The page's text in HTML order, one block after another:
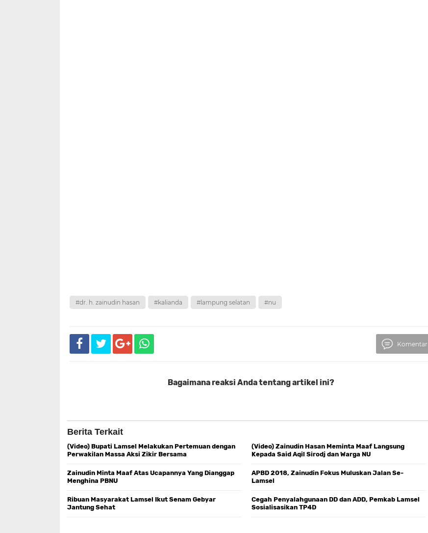
#dr. h. zainudin hasan #kalianda #lampung selatan #nu
Komentar
Bagaimana reaksi Anda tentang artikel ini?
Berita Terkait
(Video) Bupati Lamsel Melakukan Pertemuan dengan
Perwakilan Massa Aksi Zikir Bersama
(Video) Zainudin Hasan Meminta Maaf Langsung
Kepada Said Aqil Sirodj dan Warga NU
Zainudin Minta Maaf Atas Ucapannya Yang Dianggap
Menghina PBNU
APBD 2018, Zainudin Fokus Muluskan Jalan Se-
Lamsel
Ribuan Masyarakat Lamsel Ikut Senam Gebyar
Jantung Sehat
Cegah Penyalahgunaan DD dan ADD, Pemkab Lamsel
Sosialisasikan TP4D